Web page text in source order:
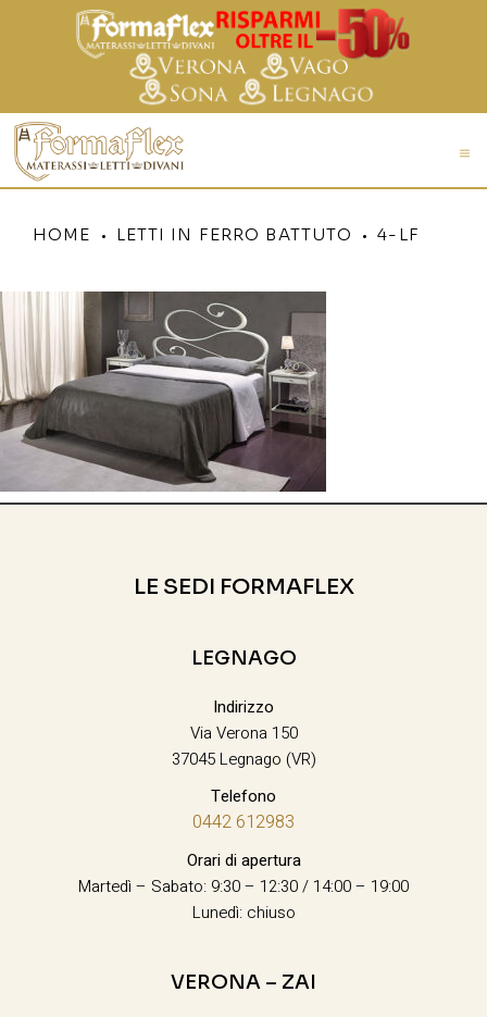
HOME LETTI IN FERRO BATTUTO 4-LF
LE SEDI FORMAFLEX
LEGNAGO
Indirizzo
Via Verona 150
37045 Legnago (VR)
Telefono
0442 612983
Orari di apertura
Martedì – Sabato: 9:30 – 12:30 / 14:00 – 19:00
Lunedì: chiuso
VERONA – ZAI